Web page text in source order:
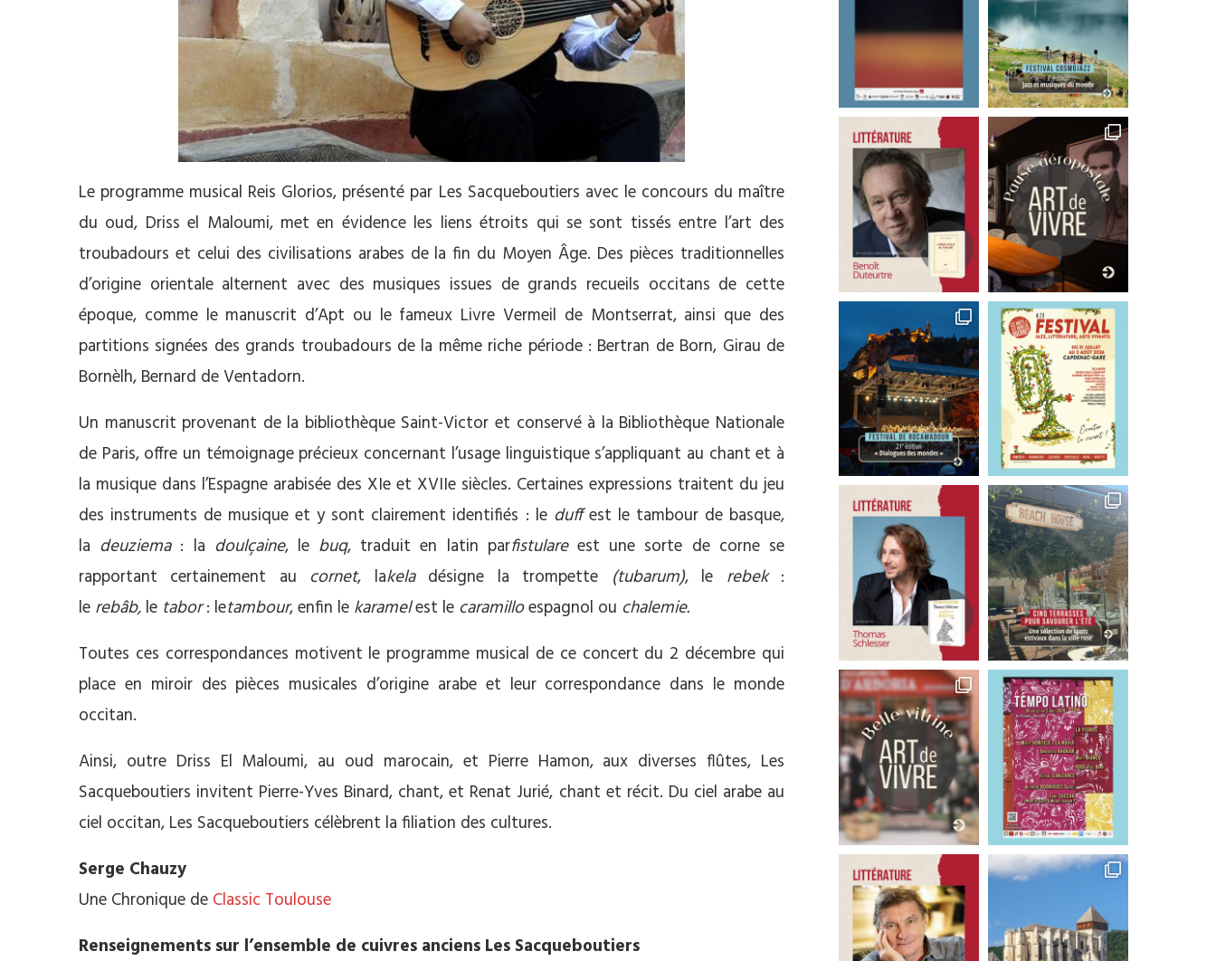
Le programme musical Reis Glorios, présenté par Les Sacqueboutiers avec le concours du maître
du oud, Driss el Maloumi, met en évidence les liens étroits qui se sont tissés entre l’art des
troubadours et celui des civilisations arabes de la fin du Moyen Âge. Des pièces traditionnelles
d’origine orientale alternent avec des musiques issues de grands recueils occitans de cette
époque, comme le manuscrit d’Apt ou le fameux Livre Vermeil de Montserrat, ainsi que des
partitions signées des grands troubadours de la même riche période : Bertran de Born, Girau de
Bornèlh, Bernard de Ventadorn.
Un manuscrit provenant de la bibliothèque Saint-Victor et conservé à la Bibliothèque Nationale
de Paris, offre un témoignage précieux concernant l’usage linguistique s’appliquant au chant et à
la musique dans l’Espagne arabisée des XIe et XVIIe siècles. Certaines expressions traitent du jeu
des instruments de musique et y sont clairement identifiés : le duffest le tambour de basque,
la deuziema: la doulçaine, lebuq, traduit en latin parfistulareest une sorte de corne se
rapportant certainement au cornet, lakeladésigne la trompette (tubarum), le rebek :
le rebâb, le tabor: letambour, enfin le karamelest le caramilloespagnol ou chalemie.
Toutes ces correspondances motivent le programme musical de ce concert du 2 décembre qui
place en miroir des pièces musicales d’origine arabe et leur correspondance dans le monde
occitan.
Ainsi, outre Driss El Maloumi, au oud marocain, et Pierre Hamon, aux diverses flûtes, Les
Sacqueboutiers invitent Pierre-Yves Binard, chant, et Renat Jurié, chant et récit. Du ciel arabe au
ciel occitan, Les Sacqueboutiers célèbrent la filiation des cultures.
Serge Chauzy
Une Chronique de Classic Toulouse
Renseignements sur l’ensemble de cuivres anciens Les Sacqueboutiers